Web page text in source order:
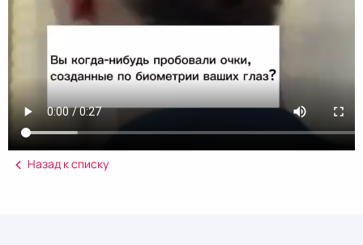
Назад к списку